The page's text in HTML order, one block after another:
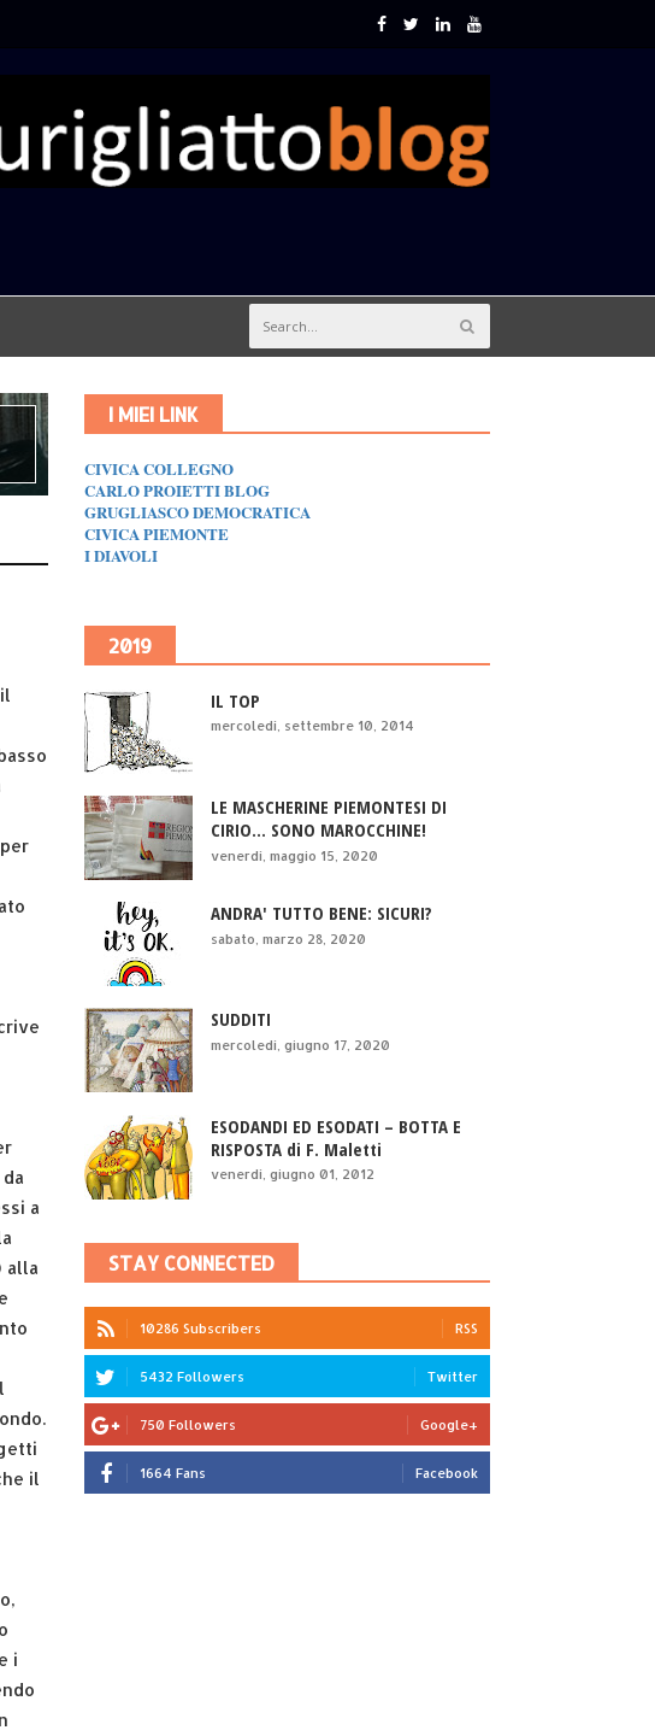
a
alla
il
i
I MIEI LINK
CIVICA COLLEGNO
CARLO PROIETTI BLOG
GRUGLIASCO DEMOCRATICA
CIVICA PIEMONTE
I DIAVOLI
2019
IL TOP
mercoledì, settembre 10, 2014
LE MASCHERINE PIEMONTESI DI
CIRIO... SONO MAROCCHINE!
venerdì, maggio 15, 2020
ANDRA' TUTTO BENE: SICURI?
sabato, marzo 28, 2020
SUDDITI
mercoledì, giugno 17, 2020
ESODANDI ED ESODATI – BOTTA E
RISPOSTA di F. Maletti
venerdì, giugno 01, 2012
STAY CONNECTED
10286 Subscribers RSS
5432 Followers Twitter
750 Followers Google+
1664 Fans Facebook